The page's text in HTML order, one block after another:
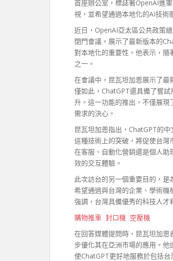
首座辦公室，標誌著OpenAI進
視，並希望通過本地化的AI技術
近日，OpenAI亞太區公共政策
閉門會議，展示了最新版本的
對本地化的重要性。他表示，
之一。
在會議中，昆瓦坦加恩展示了
僅如此，ChatGPT還具備了嘗
升。這一功能的推出，不僅展
需求的決心。
昆瓦坦加恩指出，ChatGPT的
這種技術上的突破，將促使台
在客服、自動化營銷還是個人
效的交互體驗。
此次訪台的另一個重要目的，
希望通過與台灣的企業、學術
強調，台灣具備優秀的科技人才
購物推車 封口機 空壓機
在回答媒體提問時，昆瓦坦加
步優化其在亞洲市場的應用。
使ChatGPT更好地服務於包括台